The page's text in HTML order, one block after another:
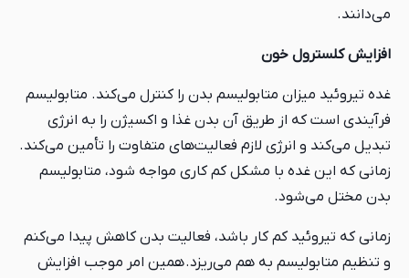
می‌دانند.
افزایش کلسترول خون
غده تیروئید میزان متابولیسم بدن را کنترل می‌کند. متابولیسم
فرآیندی است که از طریق آن بدن غذا و اکسیژن را به انرژی
تبدیل می‌کند و انرژی لازم فعالیت‌های متفاوت را تأمین می‌کند.
زمانی که این غده با مشکل کم کاری مواجه شود، متابولیسم
بدن مختل می‌شود.
زمانی که تیروئید کم کار باشد، فعالیت بدن کاهش پیدا می‌کنم
و تنظیم متابولیسم به هم می‌ریزد. همین امر موجب افزایش